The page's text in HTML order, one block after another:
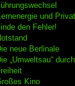
und
den Fehler!
neue Berlinale
„Umweltsau“
Kino